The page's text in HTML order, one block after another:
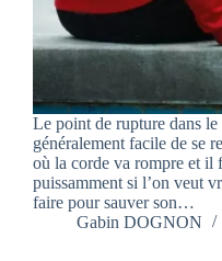
Le point de rupture dans
généralement facile de se
où la corde va rompre et il
puissamment si l’on veut
faire pour sauver son…
Gabin DOGNON